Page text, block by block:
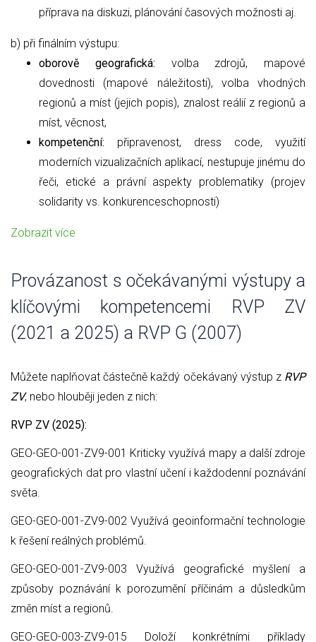
příprava na diskuzi, plánování časových možnosti aj.
b) při finálním výstupu:
oborově geografická: volba zdrojů, mapové
dovednosti (mapové náležitosti), volba vhodných
regionů a míst (jejich popis), znalost reálií z regionů a
míst, věcnost,
kompetenční: připravenost, dress code, využití
moderních vizualizačních aplikací, nestupuje jinému do
řeči, etické a právní aspekty problematiky (projev
solidarity vs. konkurenceschopnosti)
Zobrazit více
Provázanost s očekávanými výstupy a
klíčovými kompetencemi RVP ZV
(2021 a 2025) a RVP G (2007)
Můžete naplňovat částečně každý očekávaný výstup z RVP
ZV, nebo hlouběji jeden z nich:
RVP ZV (2025):
GEO-GEO-001-ZV9-001 Kriticky využívá mapy a další zdroje
geografických dat pro vlastní učení i každodenní poznávání
světa.
GEO-GEO-001-ZV9-002 Využívá geoinformační technologie
k řešení reálných problémů.
GEO-GEO-001-ZV9-003 Využívá geografické myšlení a
způsoby poznávání k porozumění příčinám a důsledkům
změn míst a regionů.
GEO-GEO-003-ZV9-015 Doloží konkrétními příklady